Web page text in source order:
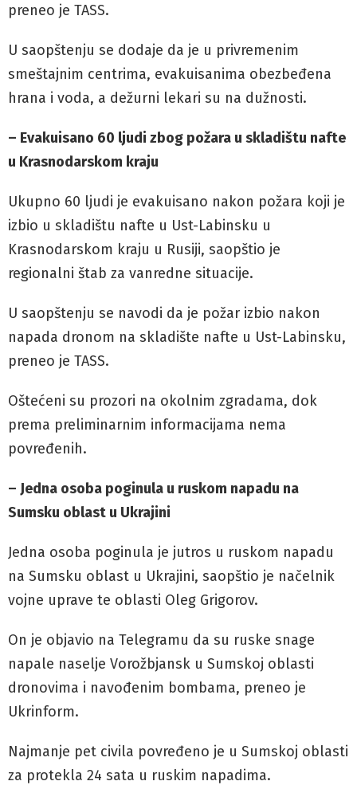
preneo je TASS.
U saopštenju se dodaje da je u privremenim
smeštajnim centrima, evakuisanima obezbeđena
hrana i voda, a dežurni lekari su na dužnosti.
– Evakuisano 60 ljudi zbog požara u skladištu nafte
u Krasnodarskom kraju
Ukupno 60 ljudi je evakuisano nakon požara koji je
izbio u skladištu nafte u Ust-Labinsku u
Krasnodarskom kraju u Rusiji, saopštio je
regionalni štab za vanredne situacije.
U saopštenju se navodi da je požar izbio nakon
napada dronom na skladište nafte u Ust-Labinsku,
preneo je TASS.
Oštećeni su prozori na okolnim zgradama, dok
prema preliminarnim informacijama nema
povređenih.
– Jedna osoba poginula u ruskom napadu na
Sumsku oblast u Ukrajini
Jedna osoba poginula je jutros u ruskom napadu
na Sumsku oblast u Ukrajini, saopštio je načelnik
vojne uprave te oblasti Oleg Grigorov.
On je objavio na Telegramu da su ruske snage
napale naselje Vorožbjansk u Sumskoj oblasti
dronovima i navođenim bombama, preneo je
Ukrinform.
Najmanje pet civila povređeno je u Sumskoj oblasti
za protekla 24 sata u ruskim napadima.